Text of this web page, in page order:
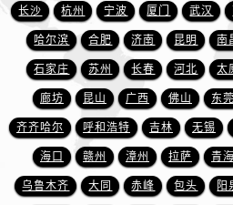
长沙 杭州 宁波 厦门 武汉
哈尔滨 合肥 济南 昆明 南
石家庄 苏州 长春 河北 太
廊坊 昆山 广西 佛山 东莞
齐齐哈尔 呼和浩特 吉林 无锡
海口 赣州 漳州 拉萨 青海
乌鲁木齐 大同 赤峰 包头 阳